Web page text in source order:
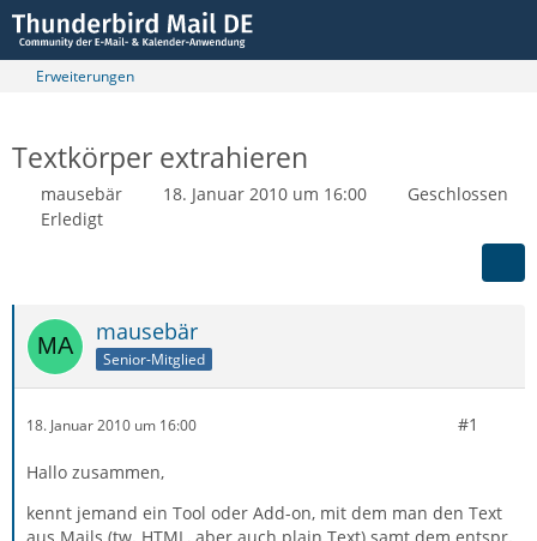
Erweiterungen
Textkörper extrahieren
mausebär 18. Januar 2010 um 16:00
Geschlossen
Erledigt
mausebär
Senior-Mitglied
18. Januar 2010 um 16:00 #1
Hallo zusammen,
kennt jemand ein Tool oder Add-on, mit dem man den Text